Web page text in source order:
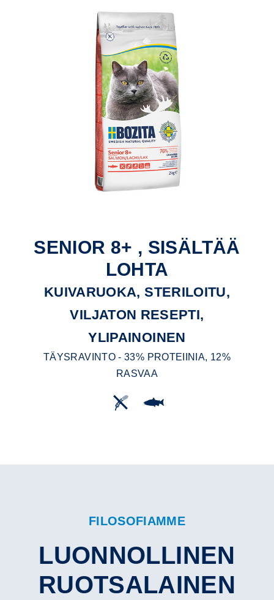
SENIOR 8+ , SISÄLTÄÄ
LOHTA
KUIVARUOKA, STERILOITU,
VILJATON RESEPTI,
YLIPAINOINEN
TÄYSRAVINTO - 33% PROTEIINIA, 12%
RASVAA
FILOSOFIAMME
LUONNOLLINEN
RUOTSALAINEN